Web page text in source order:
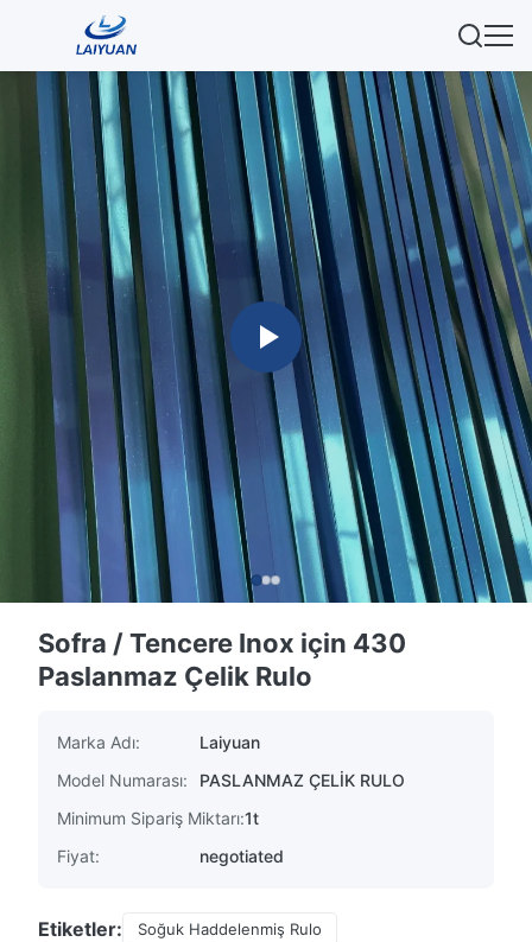
Sofra / Tencere Inox için 430
Paslanmaz Çelik Rulo
Marka Adı:
Laiyuan
Model Numarası:
PASLANMAZ ÇELİK RULO
Minimum Sipariş Miktarı:1t
Fiyat:
negotiated
Etiketler:
Soğuk Haddelenmiş Rulo